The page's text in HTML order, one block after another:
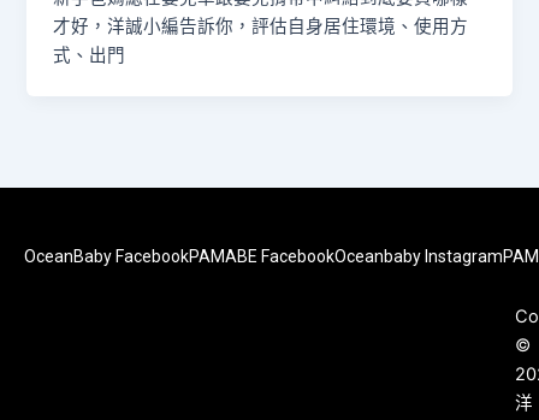
才好，洋誠小編告訴你，評估自身居住環境、使用方
式、出門
OceanBaby FacebookPAMABE FacebookOceanbaby Instagram
©
洋